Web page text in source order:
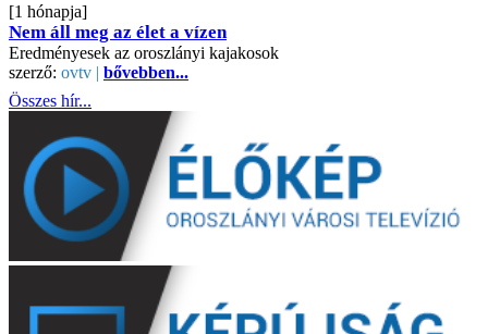
[1 hónapja]
Nem áll meg az élet a vízen
Eredményesek az oroszlányi kajakosok
szerző: ovtv | bővebben...
Összes hír...